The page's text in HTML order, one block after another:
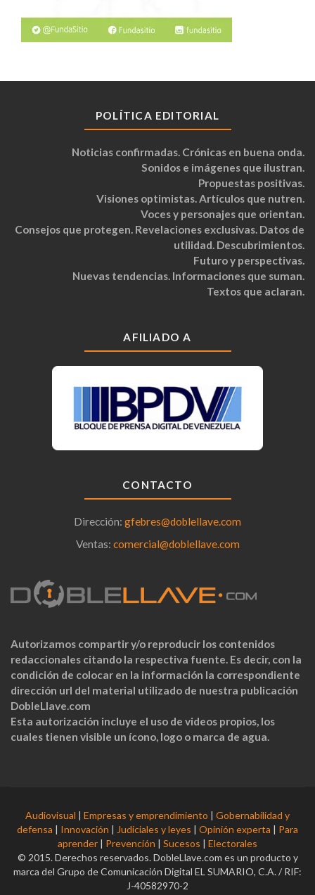
POLÍTICA EDITORIAL
Noticias confirmadas. Crónicas en buena onda.
Sonidos e imágenes que ilustran.
Propuestas positivas.
Visiones optimistas. Artículos que nutren.
Voces y personajes que orientan.
Consejos que protegen. Revelaciones exclusivas. Datos de
utilidad. Descubrimientos.
Futuro y perspectivas.
Nuevas tendencias. Informaciones que suman.
Textos que aclaran.
AFILIADO A
CONTACTO
Dirección: gfebres@doblellave.com
Ventas: comercial@doblellave.com
Autorizamos compartir y/o reproducir los contenidos
redaccionales citando la respectiva fuente. Es decir, con la
condición de colocar en la información la correspondiente
dirección url del material utilizado de nuestra publicación
DobleLlave.com
Esta autorización incluye el uso de videos propios, los
cuales tienen visible un ícono, logo o marca de agua.
Audiovisual | Empresas y emprendimiento | Gobernabilidad y
defensa | Innovación | Judiciales y leyes | Opinión experta | Para
aprender | Prevención | Sucesos | Electorales
© 2015. Derechos reservados. DobleLlave.com es un producto y
marca del Grupo de Comunicación Digital EL SUMARIO, C.A. / RIF:
J-40582970-2